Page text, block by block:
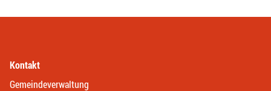
Kontakt
Gemeindeverwaltung